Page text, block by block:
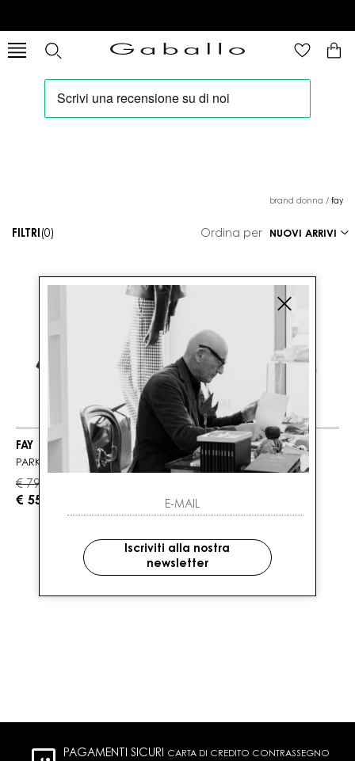
brand donna / fay
FILTRI (0) Ordina per
FAY
PARKA CORTO
€ 790.00
€ 553.00
FAY
PARKA CORTO
€ 553.00
2DI 2 PRODOTTI
PAGAMENTI SICURI CARTA DI CREDITO CONTRASSEGNO
Iscriviti alla nostra
newsletter